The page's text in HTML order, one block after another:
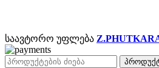
საავტორო უფლება